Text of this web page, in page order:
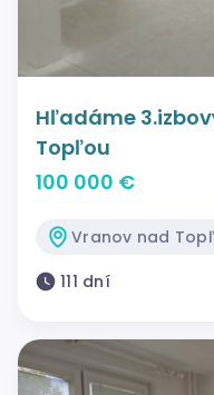
Hľadáme
Topľou
100 000 €
Vranov nad
111 dní